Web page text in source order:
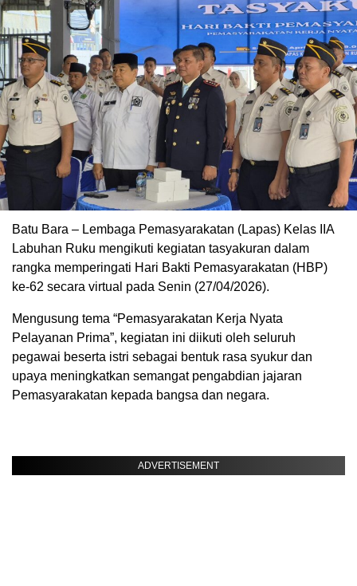
​Batu Bara – Lembaga Pemasyarakatan (Lapas) Kelas IIA
Labuhan Ruku mengikuti kegiatan tasyakuran dalam
rangka memperingati Hari Bakti Pemasyarakatan (HBP)
ke-62 secara virtual pada Senin (27/04/2026).
Mengusung tema “Pemasyarakatan Kerja Nyata
Pelayanan Prima”, kegiatan ini diikuti oleh seluruh
pegawai beserta istri sebagai bentuk rasa syukur dan
upaya meningkatkan semangat pengabdian jajaran
Pemasyarakatan kepada bangsa dan negara.
ADVERTISEMENT